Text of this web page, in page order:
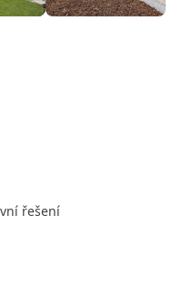
řešení